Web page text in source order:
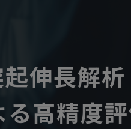
伸長解析
高精度